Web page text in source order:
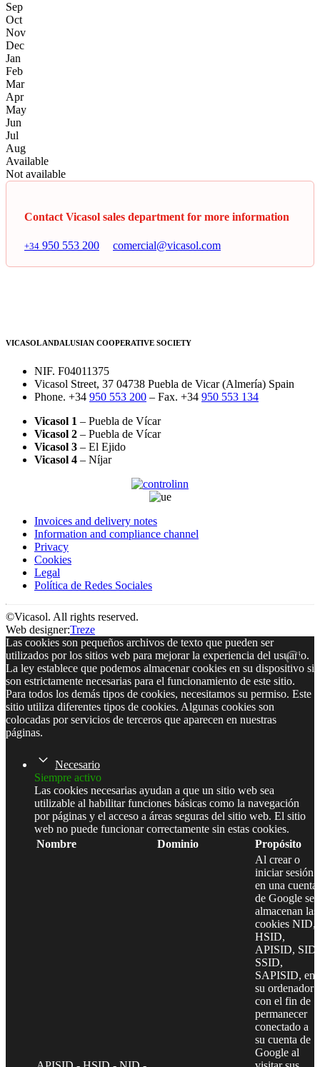
Sep
Oct
Nov
Dec
Jan
Feb
Mar
Apr
May
Jun
Jul
Aug
Available
Not available
Contact Vicasol sales department for more information
+34 950 553 200 comercial@vicasol.com
VICASOL ANDALUSIAN COOPERATIVE SOCIETY
NIF. F04011375
Vicasol Street, 37 04738 Puebla de Vicar (Almería) Spain
Phone. +34 950 553 200 – Fax. +34 950 553 134
Vicasol 1 – Puebla de Vícar
Vicasol 2 – Puebla de Vícar
Vicasol 3 – El Ejido
Vicasol 4 – Níjar
Invoices and delivery notes
Information and compliance channel
Privacy
Cookies
Legal
Política de Redes Sociales
©Vicasol. All rights reserved.
Web designer:Treze
Las cookies son pequeños archivos de texto que pueden ser
utilizados por los sitios web para mejorar la experiencia del usuario.
La ley establece que podemos almacenar cookies en su dispositivo si
son estrictamente necesarias para el funcionamiento de este sitio.
Para todos los demás tipos de cookies, necesitamos su permiso. Este
sitio utiliza diferentes tipos de cookies. Algunas cookies son
colocadas por servicios de terceros que aparecen en nuestras
páginas.
Necesario
Siempre activo
Las cookies necesarias ayudan a que un sitio web sea
utilizable al habilitar funciones básicas como la navegación
por páginas y el acceso a áreas seguras del sitio web. El sitio
web no puede funcionar correctamente sin estas cookies.
Nombre
Dominio Propósito
Al crear o
iniciar sesión
en una cuenta
de Google se
almacenan las
cookies NID,
HSID,
APISID, SID,
SSID,
SAPISID, en
su ordenador
con el fin de
permanecer
conectado a
su cuenta de
Google al